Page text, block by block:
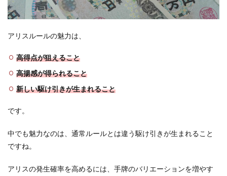
アリスルールの魅力は、
高得点が狙えること
高揚感が得られること
新しい駆け引きが生まれること
です。
中でも魅力なのは、通常ルールとは違う駆け引きが生まれること
ですね。
アリスの発生確率を高めるには、手牌のバリエーションを増やす